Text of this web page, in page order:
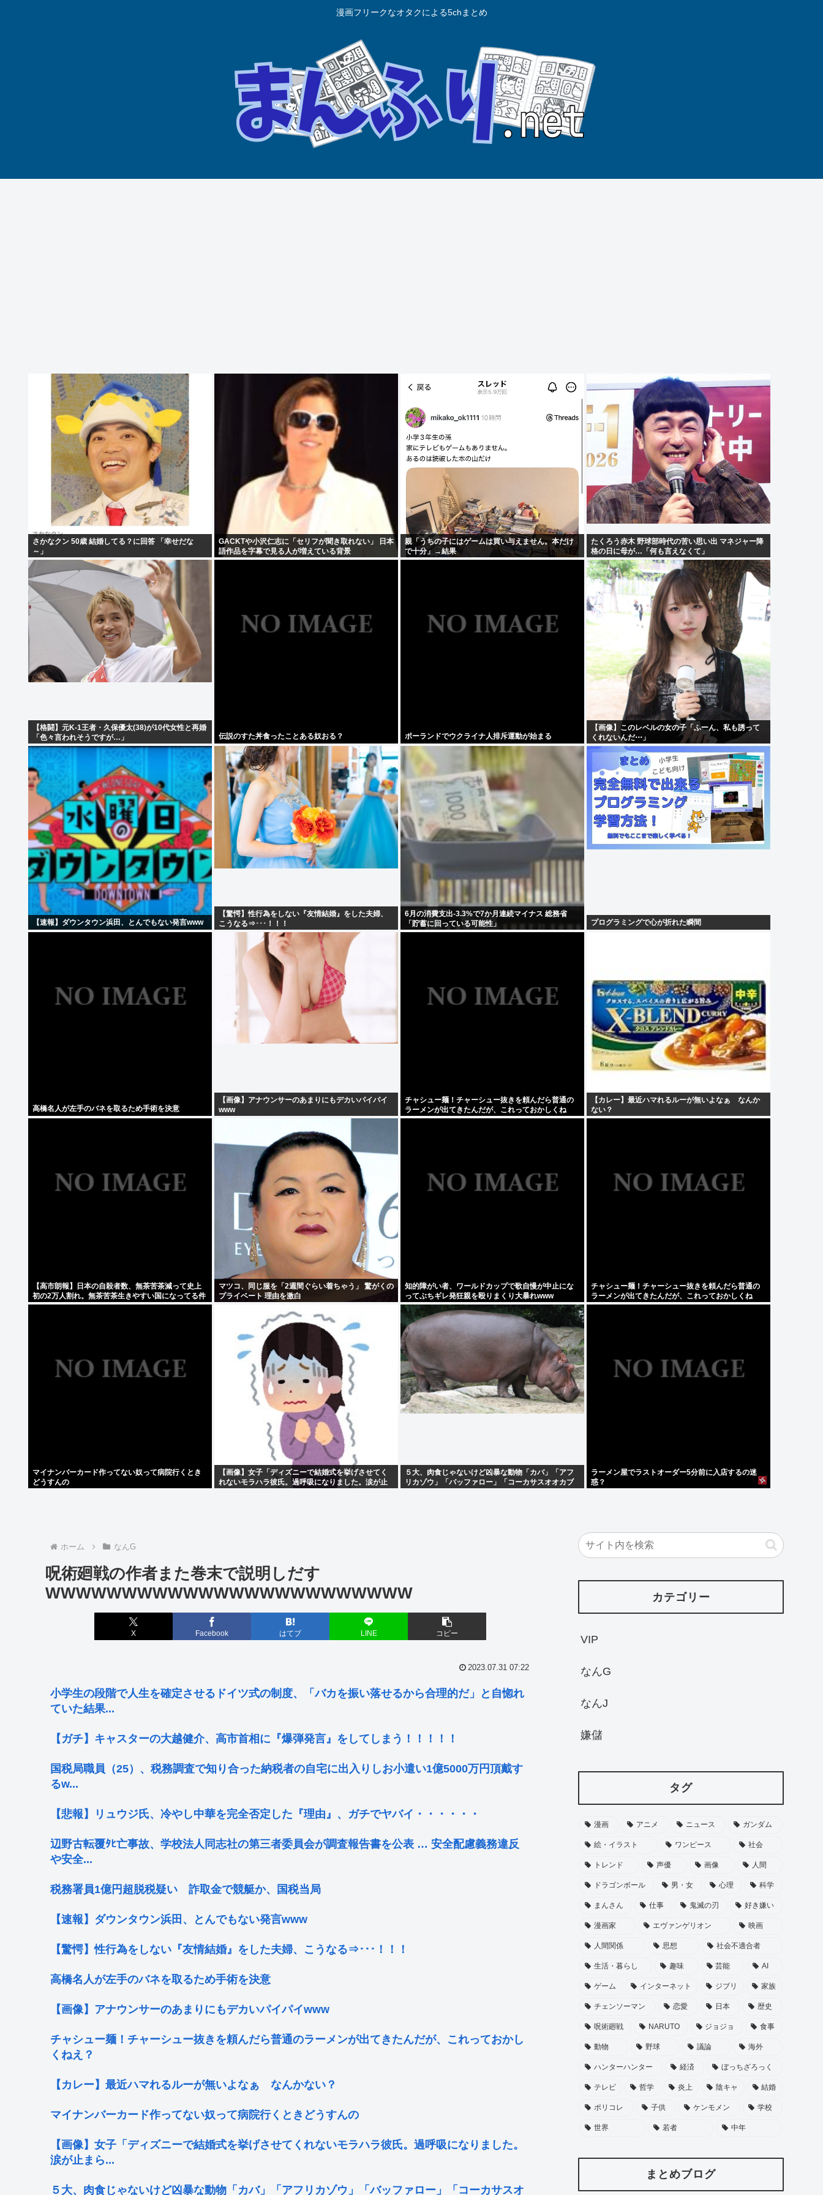
漫画フリークなオタクによる5chまとめ
さかなクン 50歳 結婚してる？に回答 「幸せだな
～」
GACKTや小沢仁志に「セリフが聞き取れない」 日本
語作品を字幕で見る人が増えている背景
親「うちの子にはゲームは買い与えません。本だけ
で十分」→結果
たくろう赤木 野球部時代の苦い思い出 マネジャー降
格の日に母が…「何も言えなくて」
【格闘】元K-1王者・久保優太(38)が10代女性と再婚
「色々言われそうですが…」
伝説のすた丼食ったことある奴おる？ ポーランドでウクライナ人排斥運動が始まる
【画像】このレベルの女の子「ふーん、私も誘って
くれないんだ⋯」
【速報】ダウンタウン浜田、とんでもない発言www
【驚愕】性行為をしない『友情結婚』をした夫婦、
こうなる⇒･･･！！！
6月の消費支出-3.3%で7か月連続マイナス 総務省
「貯蓄に回っている可能性」
プログラミングで心が折れた瞬間
高橋名人が左手のバネを取るため手術を決意
【画像】アナウンサーのあまりにもデカいパイパイ
www
チャシュー麺！チャーシュー抜きを頼んだら普通の
ラーメンが出てきたんだが、これっておかしくね
え？
【カレー】最近ハマれるルーが無いよなぁ なんか
ない？
【高市朗報】日本の自殺者数、無茶苦茶減って史上
初の2万人割れ。無茶苦茶生きやすい国になってる件
www
マツコ、同じ服を「2週間ぐらい着ちゃう」 驚がくの
プライベート 理由を激白
知的障がい者、ワールドカップで歌自慢が中止にな
ってぶちギレ発狂親を殴りまくり大暴れwww
チャシュー麺！チャーシュー抜きを頼んだら普通の
ラーメンが出てきたんだが、これっておかしくね
え？
マイナンバーカード作ってない奴って病院行くとき
どうすんの
【画像】女子「ディズニーで結婚式を挙げさせてく
れないモラハラ彼氏。過呼吸になりました。涙が止
５大、肉食じゃないけど凶暴な動物「カバ」「アフ
リカゾウ」「バッファロー」「コーカサスオオカブ
ラーメン屋でラストオーダー5分前に入店するの迷
惑？
ホーム なんG
呪術廻戦の作者また巻末で説明しだす
WWWWWWWWWWWWWWWWWWWWWWWW
X Facebook はてブ LINE コピー
2023.07.31 07:22
小学生の段階で人生を確定させるドイツ式の制度、「バカを振い落せるから合理的だ」と自惚れ
ていた結果...
【ガチ】キャスターの大越健介、高市首相に『爆弾発言』をしてしまう！！！！！
国税局職員（25）、税務調査で知り合った納税者の自宅に出入りしお小遣い1億5000万円頂戴す
るw...
【悲報】リュウジ氏、冷やし中華を完全否定した『理由』、ガチでヤバイ・・・・・・
辺野古転覆ﾀﾋ亡事故、学校法人同志社の第三者委員会が調査報告書を公表 … 安全配慮義務違反
や安全...
税務署員1億円超脱税疑い 詐取金で競艇か、国税当局
【速報】ダウンタウン浜田、とんでもない発言www
【驚愕】性行為をしない『友情結婚』をした夫婦、こうなる⇒･･･！！！
高橋名人が左手のバネを取るため手術を決意
【画像】アナウンサーのあまりにもデカいパイパイwww
チャシュー麺！チャーシュー抜きを頼んだら普通のラーメンが出てきたんだが、これっておかし
くねえ？
【カレー】最近ハマれるルーが無いよなぁ なんかない？
マイナンバーカード作ってない奴って病院行くときどうすんの
【画像】女子「ディズニーで結婚式を挙げさせてくれないモラハラ彼氏。過呼吸になりました。
涙が止まら...
５大、肉食じゃないけど凶暴な動物「カバ」「アフリカゾウ」「バッファロー」「コーカサスオ
カテゴリー
VIP
なんG
なんJ
嫌儲
タグ
漫画 アニメ ニュース ガンダム
絵・イラスト ワンピース 社会
トレンド 声優 画像 人間
ドラゴンボール 男・女 心理 科学
まんさん 仕事 鬼滅の刃 好き嫌い
漫画家 エヴァンゲリオン 映画
人間関係 思想 社会不適合者
生活・暮らし 趣味 芸能 AI
ゲーム インターネット ジブリ 家族
チェンソーマン 恋愛 日本 歴史
呪術廻戦 NARUTO ジョジョ 食事
動物 野球 議論 海外
ハンターハンター 経済 ぼっちざろっく
テレビ 哲学 炎上 陰キャ 結婚
ポリコレ 子供 ケンモメン 学校
世界 若者 中年
まとめブログ